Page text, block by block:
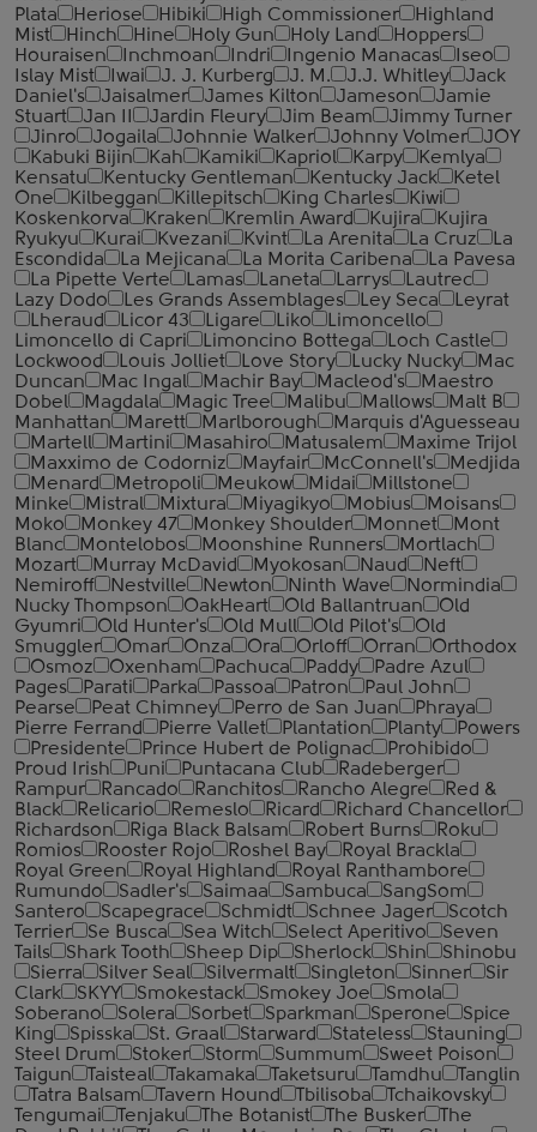
Plata
Heriose Hibiki High Commissioner
Highland
Mist
Hinch Hine Holy Gun Holy Land
Hoppers
Houraisen
Inchmoan Indri Ingenio Manacas
Iseo
Islay Mist
Iwai J. J. Kurberg J. M. J.J. Whitley
Jack
Daniel's
Jaisalmer James Kilton Jameson
Jamie
Stuart
Jan II Jardin Fleury Jim Beam
Jimmy Turner
Jinro
Jogaila Johnnie Walker Johnny Volmer
JOY
Kabuki Bijin
Kah Kamiki Kapriol Karpy
Kemlya
Kensatu
Kentucky Gentleman Kentucky Jack
Ketel
One
Kilbeggan Killepitsch King Charles
Kiwi
Koskenkorva
Kraken Kremlin Award Kujira
Kujira
Ryukyu
Kurai Kvezani Kvint La Arenita La Cruz
La
Escondida
La Mejicana La Morita Caribena
La Pavesa
La Pipette Verte
Lamas Laneta Larrys
Lautrec
Lazy Dodo
Les Grands Assemblages Ley Seca
Leyrat
Lheraud
Licor 43 Ligare Liko
Limoncello
Limoncello di Capri
Limoncino Bottega
Loch Castle
Lockwood
Louis Jolliet Love Story Lucky Nucky
Mac
Duncan
Mac Ingal Machir Bay Macleod's
Maestro
Dobel
Magdala Magic Tree Malibu Mallows
Malt B
Manhattan
Marett Marlborough
Marquis d'Aguesseau
Martell
Martini Masahiro Matusalem
Maxime Trijol
Maxximo de Codorniz
Mayfair McConnell's
Medjida
Menard
Metropoli Meukow Midai
Millstone
Minke
Mistral Mixtura Miyagikyo Mobius
Moisans
Moko
Monkey 47 Monkey Shoulder Monnet
Mont
Blanc
Montelobos Moonshine Runners
Mortlach
Mozart
Murray McDavid Myokosan Naud
Neft
Nemiroff
Nestville Newton Ninth Wave
Normindia
Nucky Thompson
OakHeart Old Ballantruan
Old
Gyumri
Old Hunter's Old Mull Old Pilot's
Old
Smuggler
Omar Onza Ora Orloff Orran
Orthodox
Osmoz
Oxenham Pachuca Paddy
Padre Azul
Pages
Parati Parka Passoa Patron
Paul John
Pearse
Peat Chimney Perro de San Juan
Phraya
Pierre Ferrand
Pierre Vallet Plantation Planty
Powers
Presidente
Prince Hubert de Polignac
Prohibido
Proud Irish
Puni Puntacana Club
Radeberger
Rampur
Rancado Ranchitos Rancho Alegre
Red &
Black
Relicario Remeslo Ricard
Richard Chancellor
Richardson
Riga Black Balsam Robert Burns
Roku
Romios
Rooster Rojo Roshel Bay
Royal Brackla
Royal Green
Royal Highland
Royal Ranthambore
Rumundo
Sadler's Saimaa Sambuca
SangSom
Santero
Scapegrace Schmidt Schnee Jager
Scotch
Terrier
Se Busca Sea Witch Select Aperitivo
Seven
Tails
Shark Tooth Sheep Dip Sherlock Shin
Shinobu
Sierra
Silver Seal Silvermalt Singleton Sinner
Sir
Clark
SKYY Smokestack Smokey Joe
Smola
Soberano
Solera Sorbet Sparkman Sperone
Spice
King
Spisska St. Graal Starward Stateless
Stauning
Steel Drum
Stoker Storm Summum
Sweet Poison
Taigun
Taisteal Takamaka Taketsuru Tamdhu
Tanglin
Tatra Balsam
Tavern Hound Tbilisoba
Tchaikovsky
Tengumai
Tenjaku The Botanist The Busker
The